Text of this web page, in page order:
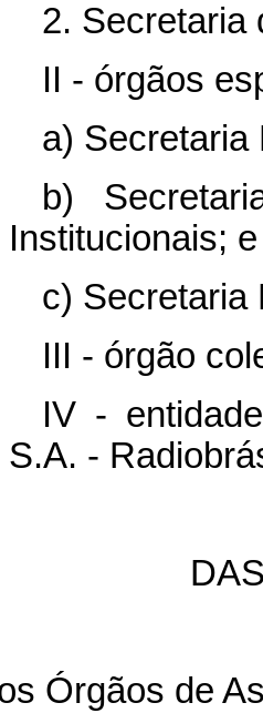
2. Secretaria
II - órgãos
a) Secretaria
b)
Institucionais; e
c) Secretaria
III - órgão
IV -
S.A. -
Órgãos de